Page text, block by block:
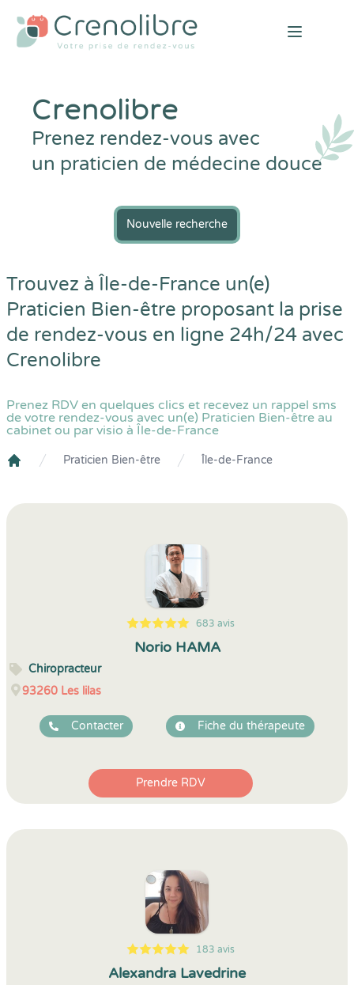
Open
Crenolibre
Prenez rendez-vous avec
un praticien de médecine douce
Nouvelle recherche
Trouvez à Île-de-France un(e)
Praticien Bien-être proposant la prise
de rendez-vous en ligne 24h/24 avec
Crenolibre
Prenez RDV en quelques clics et recevez un rappel sms
de votre rendez-vous avec un(e) Praticien Bien-être au
cabinet ou par visio à Île-de-France
Praticien Bien-être Île-de-France
5
1
5
683 683 avis
Norio HAMA
Chiropracteur
93260 Les lilas
Contacter Fiche du thérapeute
Prendre RDV
5
1
5
183 183 avis
Alexandra Lavedrine